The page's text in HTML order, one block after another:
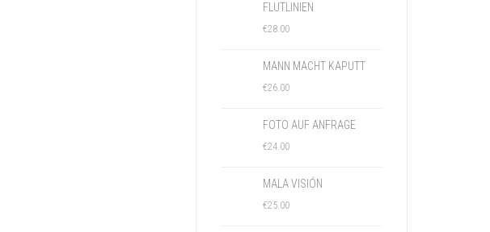
FLUTLINIEN
€28.00
MANN MACHT KAPUTT
€26.00
FOTO AUF ANFRAGE
€24.00
MALA VISIÓN
€25.00